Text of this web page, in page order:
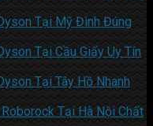
Tại Mỹ Đình Đúng
Tại Cầu Giấy Uy Tín
Tại Tây Hồ Nhanh
Tại Hà Nội Chất